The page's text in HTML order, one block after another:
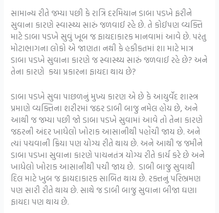
સામાન્ય રીતે જમ્યા પછી કે રાત્રિ દરમિયાન ડાબા પડખે ફરીને
સુવાના કારણે સ્વાસ્થ્ય સારું જળવાઈ રહે છે. તે કોઈપણ વ્યક્તિ
માટે ડાબા પડખે સુવું ખૂબ જ ફાયદાકારક માનવામાં આવે છે. પરંતુ
મોટાભાગના લોકો એ જાણતા નથી કે હકીકતમાં શા માટે માત્ર
ડાબા પડખે સુવાના કારણે જ સ્વાસ્થ્ય સારું જળવાઈ રહે છે? અને
તેના કારણે કયા પ્રકારના ફાયદા થાય છે?
ડાબા પડખે સુવા પાછળનું મુખ્ય કારણ એ છે કે આયુર્વેદ શાસ્ત્ર
પ્રમાણે વ્યક્તિના શરીરમાં જઠર ડાબી બાજુ નમેલ હોય છે, અને
આથી જ જમ્યા પછી જો ડાબા પડખે સુવામાં આવે તો તેના કારણે
જઠરની અંદર ખાધેલો ખોરાક આસાનીથી પહોંચી જાય છે. અને
ત્યાં પચવાની ક્રિયા પણ યોગ્ય રીતે થાય છે. અને આથી જ જમીને
ડાબા પડખા સુવાના કારણે પાચનતંત્ર યોગ્ય રીતે કાર્ય કરે છે અને
ખાધેલો ખોરાક આસાનીથી પચી જાય છે. ડાબી બાજુ સુવાથી
દિલ માટે ખુબ જ ફાયદાકારક સાબિત થાય છે. રક્તનું પરિભ્રમણ
પણ સારી રીતે થાય છે. સાથે જ ડાબી બાજુ સુવાના બીજા ઘણા
ફાયદા પણ થાય છે.